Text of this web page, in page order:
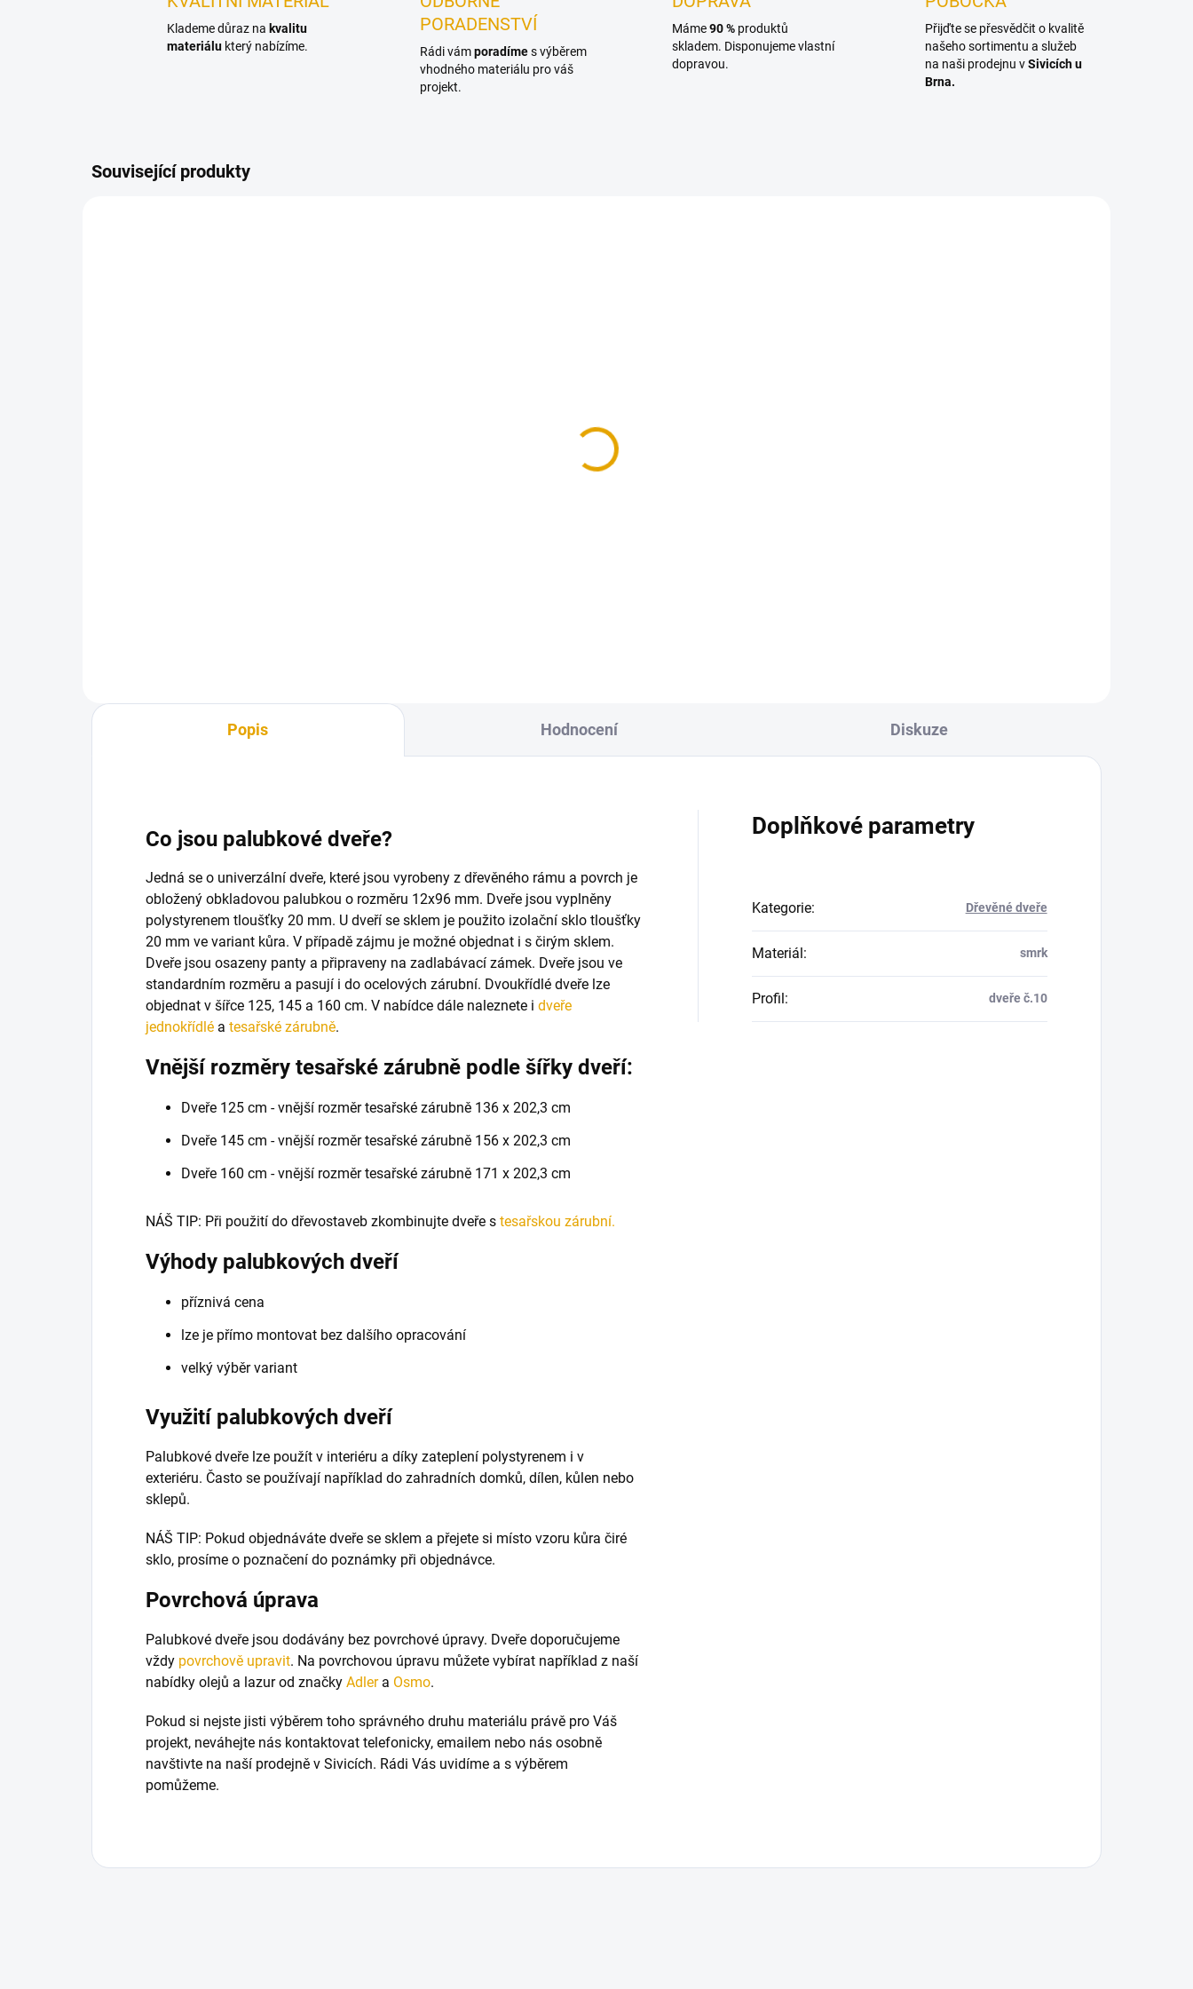
Klademe důraz na kvalitu
materiálu který nabízíme.
PORADENSTVÍ
Rádi vámporadímes výběrem
vhodného materiálu pro váš
projekt.
Máme90 % produktů
skladem. Disponujeme vlastní
dopravou.
Přijďte se přesvědčit o kvalitě
našeho sortimentu a služeb
na naši prodejnu vSivicích u
Brna.
Související produkty
Popis Hodnocení Diskuze
Co jsou palubkové dveře?
Jedná se o univerzální dveře, které jsou vyrobeny z dřevěného rámu a povrch je
obložený obkladovou palubkou o rozměru 12x96 mm. Dveře jsou vyplněny
polystyrenem tloušťky 20 mm. U dveří se sklem je použito izolační sklo tloušťky
20 mm ve variant kůra. V případě zájmu je možné objednat i s čirým sklem.
Dveře jsou osazeny panty a připraveny na zadlabávací zámek. Dveře jsou ve
standardním rozměru a pasují i do ocelových zárubní. Dvoukřídlé dveře lze
objednat v šířce 125, 145 a 160 cm. V nabídce dále naleznete i dveře
jednokřídlé a tesařské zárubně.
Vnější rozměry tesařské zárubně podle šířky dveří:
Dveře 125 cm - vnější rozměr tesařské zárubně 136 x 202,3 cm
Dveře 145 cm - vnější rozměr tesařské zárubně 156 x 202,3 cm
Dveře 160 cm - vnější rozměr tesařské zárubně 171 x 202,3 cm
NÁŠ TIP: Při použití do dřevostaveb zkombinujte dveře s tesařskou zárubní.
Výhody palubkových dveří
příznivá cena
lze je přímo montovat bez dalšího opracování
velký výběr variant
Využití palubkových dveří
Palubkové dveře lze použít v interiéru a díky zateplení polystyrenem i v
exteriéru. Často se používají například do zahradních domků, dílen, kůlen nebo
sklepů.
NÁŠ TIP: Pokud objednáváte dveře se sklem a přejete si místo vzoru kůra čiré
sklo, prosíme o poznačení do poznámky při objednávce.
Povrchová úprava
Palubkové dveře jsou dodávány bez povrchové úpravy. Dveře doporučujeme
vždy povrchově upravit. Na povrchovou úpravu můžete vybírat například z naší
nabídky olejů a lazur od značky Adlera Osmo.
Pokud si nejste jisti výběrem toho správného druhu materiálu právě pro Váš
projekt, neváhejte nás kontaktovat telefonicky, emailem nebo nás osobně
navštivte na naší prodejně v Sivicích. Rádi Vás uvidíme a s výběrem
pomůžeme.
Doplňkové parametry
Kategorie: Dřevěné dveře
Materiál: smrk
Profil: dveře č.10